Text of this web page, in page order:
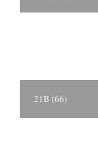
21B (66)